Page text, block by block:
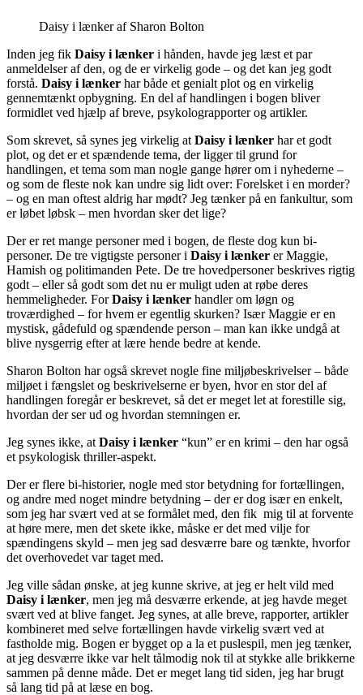
Daisy i lænker af Sharon Bolton
Inden jeg fik Daisy i lænker i hånden, havde jeg læst et par
anmeldelser af den, og de er virkelig gode – og det kan jeg godt
forstå. Daisy i lænker har både et genialt plot og en virkelig
gennemtænkt opbygning. En del af handlingen i bogen bliver
formidlet ved hjælp af breve, psykolograpporter og artikler.
Som skrevet, så synes jeg virkelig at Daisy i lænker har et godt
plot, og det er et spændende tema, der ligger til grund for
handlingen, et tema som man nogle gange hører om i nyhederne –
og som de fleste nok kan undre sig lidt over: Forelsket i en morder?
– og en man oftest aldrig har mødt? Jeg tænker på en fankultur, som
er løbet løbsk – men hvordan sker det lige?
Der er ret mange personer med i bogen, de fleste dog kun bi-
personer. De tre vigtigste personer i Daisy i lænker er Maggie,
Hamish og politimanden Pete. De tre hovedpersoner beskrives rigtig
godt – eller så godt som det nu er muligt uden at røbe deres
hemmeligheder. ForDaisy i lænker handler om løgn og
troværdighed – for hvem er egentlig skurken? Især Maggie er en
mystisk, gådefuld og spændende person – man kan ikke undgå at
blive nysgerrig efter at lære hende bedre at kende.
Sharon Bolton har også skrevet nogle fine miljøbeskrivelser – både
miljøet i fængslet og beskrivelserne er byen, hvor en stor del af
handlingen foregår er beskrevet, så det er meget let at forestille sig,
hvordan der ser ud og hvordan stemningen er.
Jeg synes ikke, at Daisy i lænker “kun” er en krimi – den har også
et psykologisk thriller-aspekt.
Der er flere bi-historier, nogle med stor betydning for fortællingen,
og andre med noget mindre betydning – der er dog især en enkelt,
som jeg har svært ved at se formålet med, den fik mig til at forvente
at høre mere, men det skete ikke, måske er det med vilje for
spændingens skyld – men jeg sad desværre bare og tænkte, hvorfor
det overhovedet var taget med.
Jeg ville sådan ønske, at jeg kunne skrive, at jeg er helt vild med
Daisy i lænker, men jeg må desværre erkende, at jeg havde meget
svært ved at blive fanget. Jeg synes, at alle breve, rapporter, artikler
kombineret med selve fortællingen havde virkelig svært ved at
fastholde mig. Bogen er bygget op a la et puslespil, men jeg tænker,
at jeg desværre ikke var helt tålmodig nok til at stykke alle brikkerne
sammen på denne måde. Det er meget lang tid siden, jeg har brugt
så lang tid på at læse en bog.